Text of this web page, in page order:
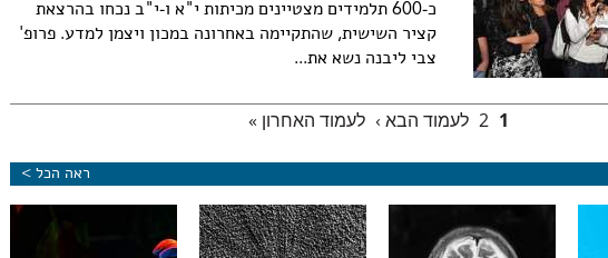
כ-600 תלמידים מצטיינים מכיתות י"א ו-י"ב נכחו בהרצאת
קציר השישית, שהתקיימה באחרונה במכון ויצמן למדע. פרופ'
צבי ליבנה נשא את...
1
2 לעמוד הבא › לעמוד האחרון »
ראה הכל >